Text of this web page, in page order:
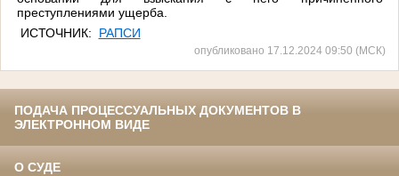
преступлениями ущерба.
ИСТОЧНИК: РАПСИ
опубликовано 17.12.2024 09:50 (МСК)
ПОДАЧА ПРОЦЕССУАЛЬНЫХ ДОКУМЕНТОВ В
ЭЛЕКТРОННОМ ВИДЕ
О СУДЕ